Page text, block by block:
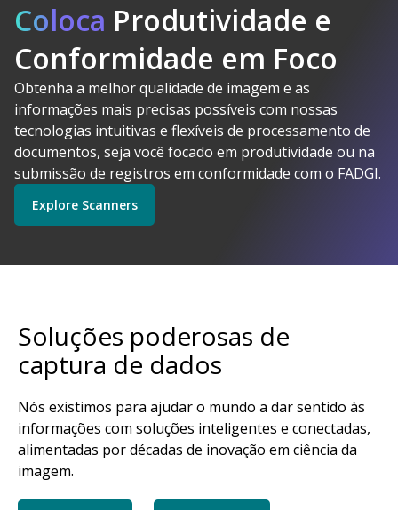
Coloca Produtividade e
Conformidade em Foco
Obtenha a melhor qualidade de imagem e as
informações mais precisas possíveis com nossas
tecnologias intuitivas e flexíveis de processamento de
documentos, seja você focado em produtividade ou na
submissão de registros em conformidade com o FADGI.
Explore Scanners
Comece a usar
Alaris faz sentido
Explore Software Explore Scanners
Explore Serviços
Soluções poderosas de
captura de dados
Nós existimos para ajudar o mundo a dar sentido às
informações com soluções inteligentes e conectadas,
alimentadas por décadas de inovação em ciência da
imagem.